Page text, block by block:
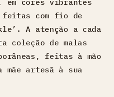
feitas com fio de
A atenção a cada
coleção de malas
feitas à mão
mãe artesã à sua